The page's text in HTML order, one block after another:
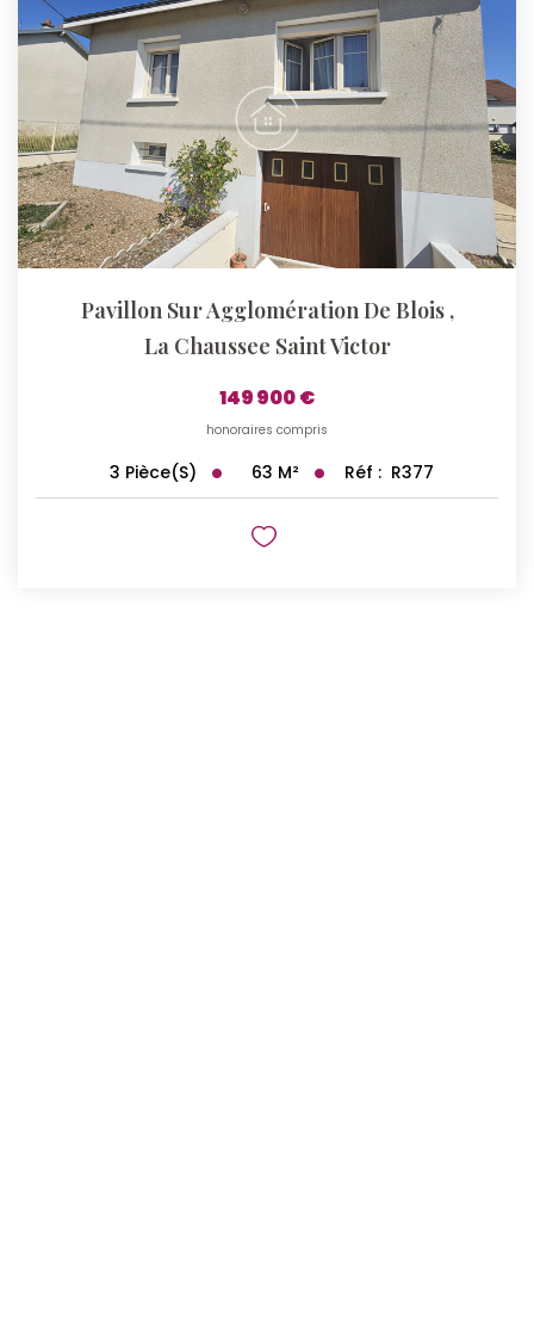
CONTACT
Pavillon Sur Agglomération De Blois ,
La Chaussee Saint Victor
149 900 €
honoraires compris
3 Pièce(s) 63 M² Réf : R377